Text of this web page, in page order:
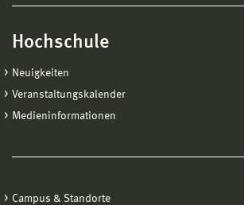
Hochschule
Neuigkeiten
Veranstaltungskalender
Medieninformationen
Campus & Standorte